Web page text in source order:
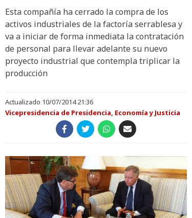
Esta compañía ha cerrado la compra de los
activos industriales de la factoría serrablesa y
va a iniciar de forma inmediata la contratación
de personal para llevar adelante su nuevo
proyecto industrial que contempla triplicar la
producción
Actualizado 10/07/2014 21:36
Vicepresidencia de Presidencia, Economía y Justicia